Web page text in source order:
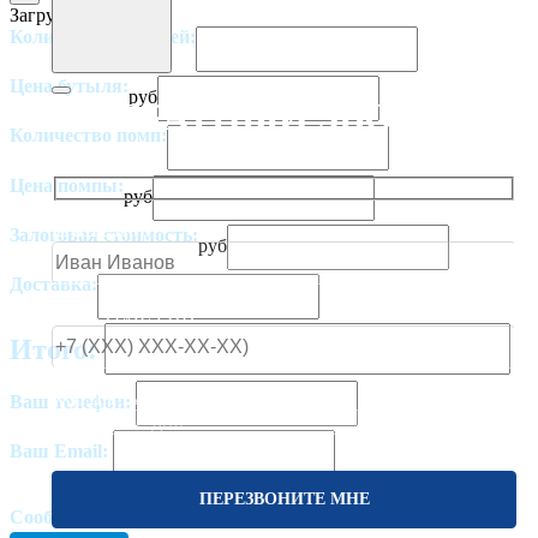
ОБРАТНЫЙ ЗВОНОК
ВАШЕ ИМЯ
ВАШ ТЕЛЕФОН
КОГДА ВАМ ПЕРЕЗВОНИТЬ?
Загрузка...
Количество бутылей:
Цена бутыля:
руб
Количество помп:
Цена помпы:
руб
Залоговая стоимость:
руб
Доставка:
Итого:
Ваш телефон:
Ваш Email:
Сообщение: